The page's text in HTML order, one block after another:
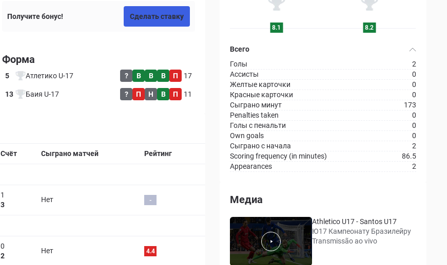
Получите бонус! Сделать ставку
Форма
5 Атлетико U-17 ? В В В П 17
13 Баия U-17 ? П Н В П 11
Страница матча
Счёт Сыграно матчей Рейтинг
1
3
Нет -
0
2
Нет 4.4
8.1 8.2
Всего
Голы
2
Ассисты
0
Желтые карточки
0
Красные карточки
0
Сыграно минут
173
Penalties taken
0
Голы с пенальти
0
Own goals
0
Сыграно с начала
2
Scoring frequency (in minutes)
86.5
Appearances
2
Медиа
Athletico U17 - Santos U17
Ю17 Кампеонату Бразилейру
Transmissão ao vivo